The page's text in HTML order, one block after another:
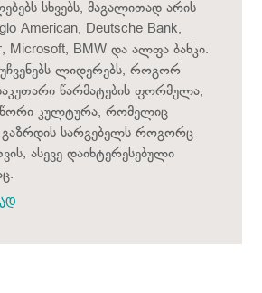
სხვებს, მაგალითად არის
American, Deutsche Bank,
Microsoft, BMW და ალფა ბანკი.
უჩვენებს ლიდერებს, როგორ
წარმატების ფორმულა,
კულტურა, რომელიც
გაზრდის სარგებელს როგორც
ასევე დაინტერესებული